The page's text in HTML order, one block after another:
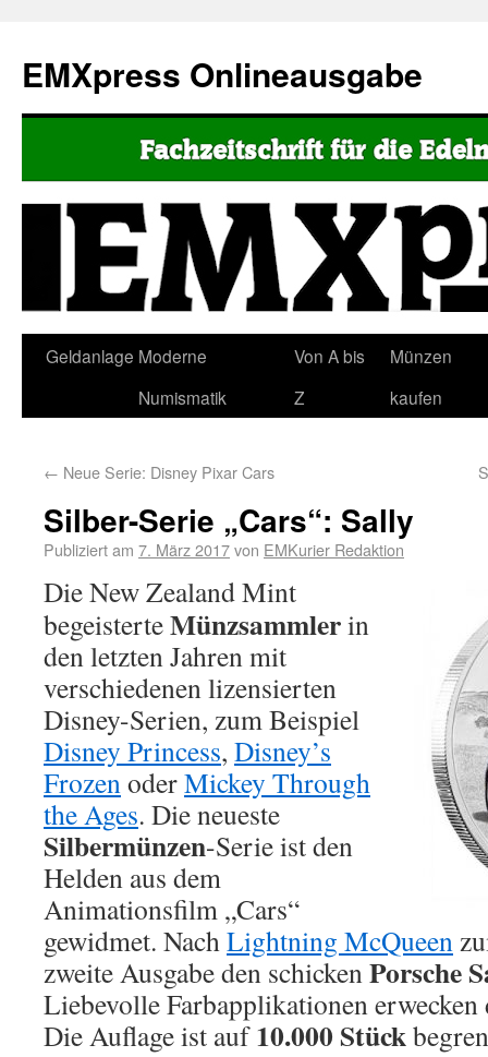
EMXpress Onlineausgabe
Geldanlage Moderne
Numismatik
Von A bis
Z
Münzen
kaufen
← Neue Serie: Disney Pixar Cars
Silber-Serie „Cars“: Sally
Publiziert am 7. März 2017von EMKurier Redaktion
Die New Zealand Mint
begeisterteMünzsammlerin
den letzten Jahren mit
verschiedenen lizensierten
Disney-Serien, zum Beispiel
Disney Princess, Disney’s
FrozenoderMickey Through
the Ages. Die neueste
Silbermünzen-Serie ist den
Helden aus dem
Animationsfilm „Cars“
gewidmet. NachLightning McQueen
zweite Ausgabe den schickenPorsche
Liebevolle Farbapplikationen
Die Auflage ist auf10.000 Stück